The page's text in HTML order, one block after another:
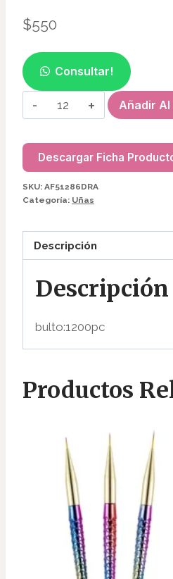
$550
Consultar!
STICKERS
PARA
VARIOS
DISEÑOS
AF51286
Añadir
Descargar Ficha
SKU: AF51286DRA
Categoría: Uñas
Descripción
Descripción
bulto:1200pc
Productos